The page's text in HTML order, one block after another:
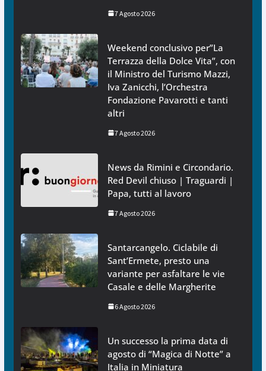
7 Agosto 2026
Weekend conclusivo per”La
Terrazza della Dolce Vita”, con
il Ministro del Turismo Mazzi,
Iva Zanicchi, l’Orchestra
Fondazione Pavarotti e tanti
altri
7 Agosto 2026
News da Rimini e Circondario.
Red Devil chiuso | Traguardi |
Papa, tutti al lavoro
7 Agosto 2026
Santarcangelo. Ciclabile di
Sant’Ermete, presto una
variante per asfaltare le vie
Casale e delle Margherite
6 Agosto 2026
Un successo la prima data di
agosto di “Magica di Notte” a
Italia in Miniatura